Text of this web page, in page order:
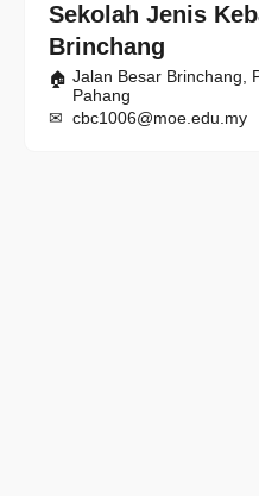
Sekolah Jenis
Brinchang
Jalan Besar Brinchang,
Pahang
cbc1006@moe.edu.my